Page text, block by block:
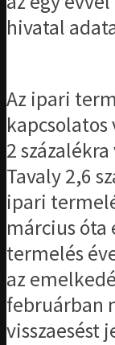
hivatal
Az ipari
kapcsolatos
2
Tavaly 2,6
ipari
március óta
termelés
az
februárban
visszaesést